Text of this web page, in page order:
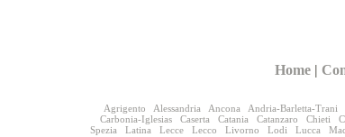
Home |
Agrigento
Alessandria Ancona Andria-Barletta-Trani
Carbonia-Iglesias
Caserta Catania Catanzaro Chieti
Spezia
Latina Lecce Lecco Livorno Lodi Lucca